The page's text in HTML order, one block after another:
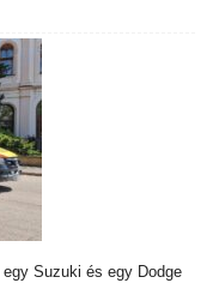
Suzuki és egy Dodge